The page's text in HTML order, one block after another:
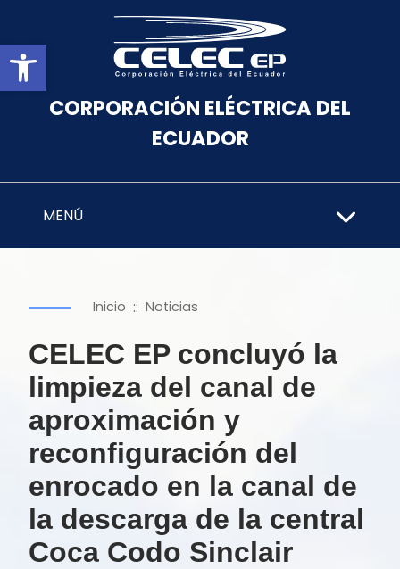
Abrir barra de herramientas
CORPORACIÓN ELÉCTRICA DEL
ECUADOR
MENÚ
Inicio :: Noticias
CELEC EP concluyó la
limpieza del canal de
aproximación y
reconfiguración del
enrocado en la canal de
la descarga de la central
Coca Codo Sinclair